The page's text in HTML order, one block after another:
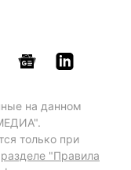
на данном
только при
разделе "Правила